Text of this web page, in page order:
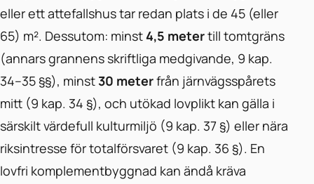
eller ett attefallshus tar redan plats i de 45 (eller
65) m². Dessutom: minst 4,5 metertill tomtgräns
(annars grannens skriftliga medgivande, 9 kap.
34–35 §§), minst30 meterfrån järnvägsspårets
mitt (9 kap. 34 §), och utökad lovplikt kan gälla i
särskilt värdefull kulturmiljö (9 kap. 37 §) eller nära
riksintresse för totalförsvaret (9 kap. 36 §). En
lovfri komplementbyggnad kan ändå kräva